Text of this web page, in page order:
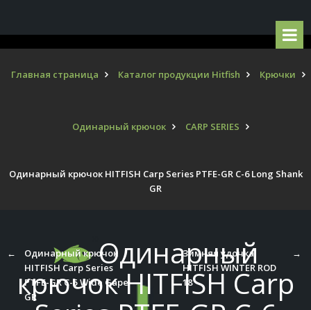
Главная страница Каталог продукции Hitfish Крючки
Одинарный крючок CARP SERIES
Одинарный крючок HITFISH Carp Series PTFE-GR C-6 Long Shank
GR
Одинарный
крючок HITFISH Carp
←
Одинарный крючок
HITFISH Carp Series
PTFE-GR C-5 Wide Gape
GR
Зимняя удочка
HITFISH WINTER ROD
18
→